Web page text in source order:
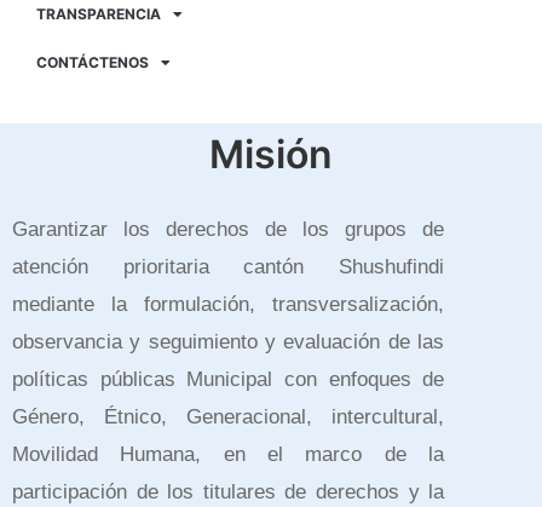
TRANSPARENCIA
CONTÁCTENOS
Misión
Garantizar los derechos de los grupos de
atención prioritaria cantón Shushufindi
mediante la formulación, transversalización,
observancia y seguimiento y evaluación de las
políticas públicas Municipal con enfoques de
Género, Étnico, Generacional, intercultural,
Movilidad Humana, en el marco de la
participación de los titulares de derechos y la